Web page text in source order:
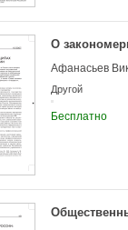
О
Афанасьев
Другой
Бесплатно